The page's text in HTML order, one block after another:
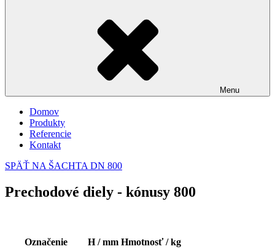
Menu
Domov
Produkty
Referencie
Kontakt
SPÄŤ NA ŠACHTA DN 800​
Prechodové diely - kónusy 800
Označenie H / mm Hmotnosť / kg